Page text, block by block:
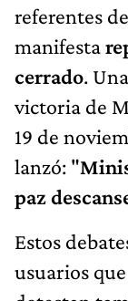
referentes
manifesta
cerrado.
victoria de
19 de
lanzó: "
paz
Estos
usuarios